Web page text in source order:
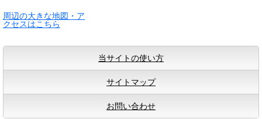
周辺の大きな地図・ア
クセスはこちら
当サイトの使い方
サイトマップ
お問い合わせ